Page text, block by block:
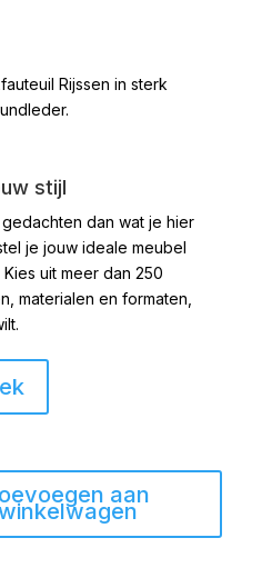
Rijssen in sterk
stijl
dan wat je hier
je jouw ideale meubel
uit meer dan 250
materialen en formaten,
aan